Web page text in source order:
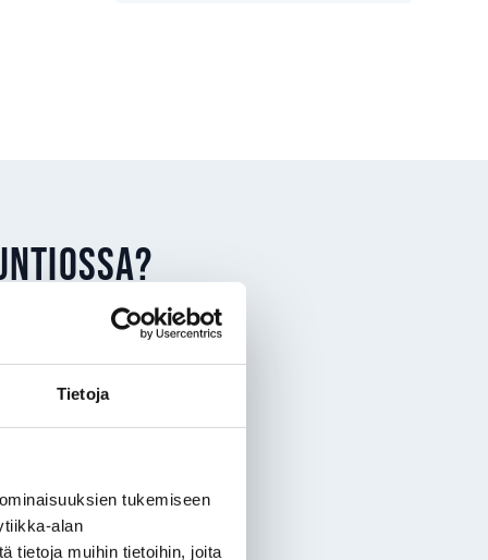
Tietoja
tukemiseen
alan
tietoja muihin tietoihin, joita
lähtökohtia